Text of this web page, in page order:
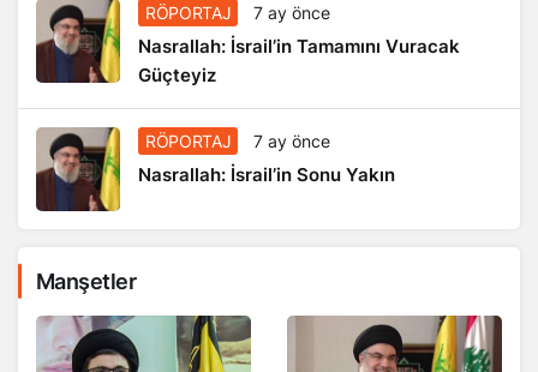
RÖPORTAJ 7 ay önce
Nasrallah: İsrail’in Tamamını Vuracak
Güçteyiz
RÖPORTAJ 7 ay önce
Nasrallah: İsrail’in Sonu Yakın
Manşetler